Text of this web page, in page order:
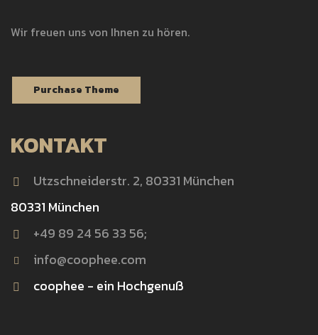
Wir freuen uns von Ihnen zu hören.
Purchase Theme
KONTAKT
Utzschneiderstr. 2, 80331 München
80331 München
+49 89 24 56 33 56;
info@coophee.com
coophee - ein Hochgenuß